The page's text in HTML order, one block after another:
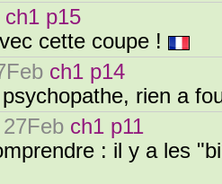
ch1 p15
cette coupe !
ch1 p14
rien a
27Feb ch1 p11
: il y a les